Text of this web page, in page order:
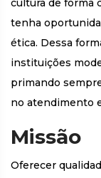
cultura de forma
tenha
ética. Dessa
instituições
primando
no atendimento
Missão
Oferecer